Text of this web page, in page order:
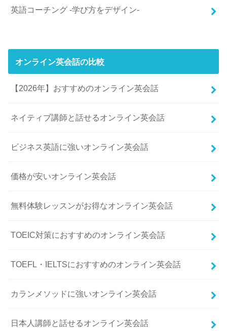
英語コーチング -学び方をデザイン-
オンライン英会話の比較
【2026年】おすすめのオンライン英会話
ネイティブ講師と話せるオンライン英会話
ビジネス英語に強いオンライン英会話
価格が安いオンライン英会話
無料体験レッスンがお得なオンライン英会話
TOEIC対策におすすめのオンライン英会話
TOEFL・IELTSにおすすめのオンライン英会話
カランメソッドに強いオンライン英会話
日本人講師と話せるオンライン英会話